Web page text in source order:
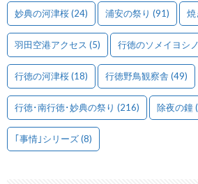
妙典の河津桜(24) 浦安の祭り (91) 焼
羽田空港アクセス (5) 行徳のソメイヨシノ
行徳の河津桜(18) 行徳野鳥観察舎 (49)
行徳･南行徳･妙典の祭り (216) 除夜の鐘
｢事情｣シリーズ(8)